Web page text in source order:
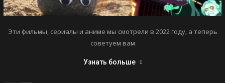
Эти фильмы, сериалы и аниме мы смотрели в 2022 году, а теперь
советуем вам
Узнать больше